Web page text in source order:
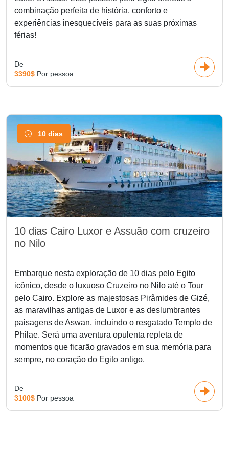
combinação perfeita de história, conforto e
experiências inesquecíveis para as suas próximas
férias!
De
3390$ Por pessoa
10 dias
10 dias Cairo Luxor e Assuão com cruzeiro
no Nilo
Embarque nesta exploração de 10 dias pelo Egito
icônico, desde o luxuoso Cruzeiro no Nilo até o Tour
pelo Cairo. Explore as majestosas Pirâmides de Gizé,
as maravilhas antigas de Luxor e as deslumbrantes
paisagens de Aswan, incluindo o resgatado Templo de
Philae. Será uma aventura opulenta repleta de
momentos que ficarão gravados em sua memória para
sempre, no coração do Egito antigo.
De
3100$ Por pessoa